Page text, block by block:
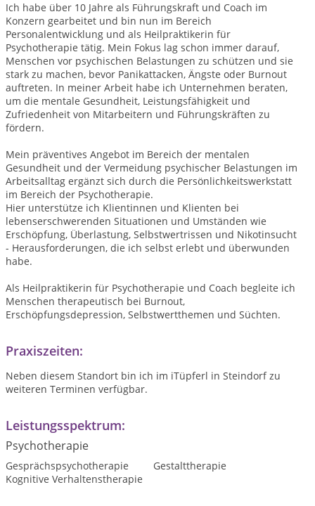
Ich habe über 10 Jahre als Führungskraft und Coach im
Konzern gearbeitet und bin nun im Bereich
Personalentwicklung und als Heilpraktikerin für
Psychotherapie tätig. Mein Fokus lag schon immer darauf,
Menschen vor psychischen Belastungen zu schützen und sie
stark zu machen, bevor Panikattacken, Ängste oder Burnout
auftreten. In meiner Arbeit habe ich Unternehmen beraten,
um die mentale Gesundheit, Leistungsfähigkeit und
Zufriedenheit von Mitarbeitern und Führungskräften zu
fördern.
Mein präventives Angebot im Bereich der mentalen
Gesundheit und der Vermeidung psychischer Belastungen im
Arbeitsalltag ergänzt sich durch die Persönlichkeitswerkstatt
im Bereich der Psychotherapie.
Hier unterstütze ich Klientinnen und Klienten bei
lebenserschwerenden Situationen und Umständen wie
Erschöpfung, Überlastung, Selbstwertrissen und Nikotinsucht
- Herausforderungen, die ich selbst erlebt und überwunden
habe.
Als Heilpraktikerin für Psychotherapie und Coach begleite ich
Menschen therapeutisch bei Burnout,
Erschöpfungsdepression, Selbstwertthemen und Süchten.
Praxiszeiten:
Neben diesem Standort bin ich im iTüpferl in Steindorf zu
weiteren Terminen verfügbar.
Leistungsspektrum:
Psychotherapie
Gesprächspsychotherapie
Gestalttherapie
Kognitive Verhaltenstherapie